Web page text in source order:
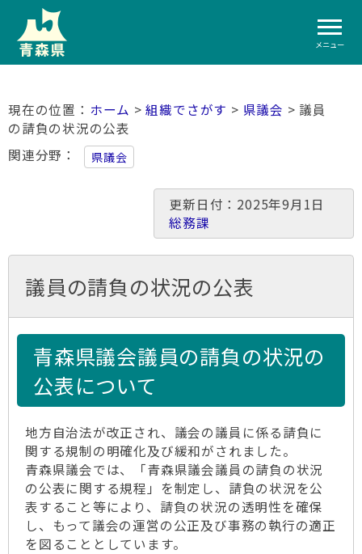
メニュー
ホーム >組織でさがす > 県議会 > 議員
の請負の状況の公表
関連分野
県議会
更新日付：2025年9月1日
総務課
議員の請負の状況の公表
青森県議会議員の請負の状況の
公表について
地方自治法が改正され、議会の議員に係る請負に
関する規制の明確化及び緩和がされました。
青森県議会では、「青森県議会議員の請負の状況
の公表に関する規程」を制定し、請負の状況を公
表すること等により、請負の状況の透明性を確保
し、もって議会の運営の公正及び事務の執行の適正
を図ることとしています。